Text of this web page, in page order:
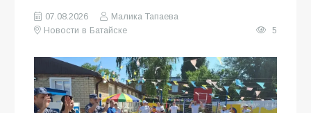
07.08.2026
Малика Тапаева
Новости в Батайске
5